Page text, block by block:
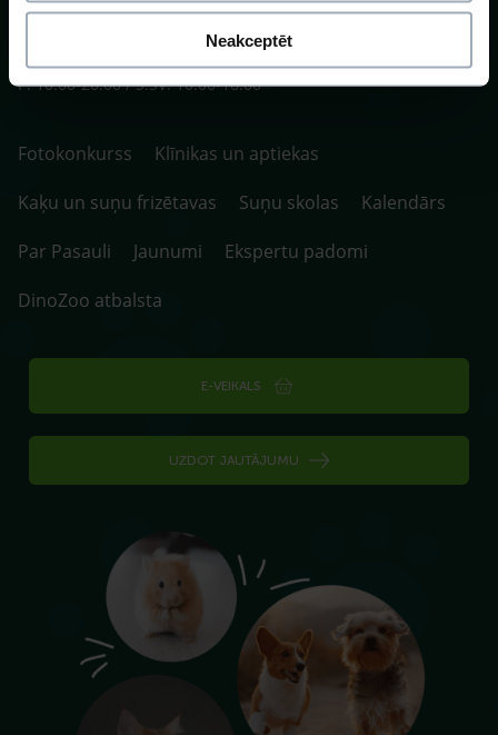
Neakceptēt
SIA ZOO Centrs, LV40003622166,
Vienības gatve 109, Rīga, Latvija, LV-1058.
P. 10:00-20:00 / S.SV. 10:00-16:00
Fotokonkurss
Klīnikas un aptiekas
Kaķu un suņu frizētavas
Suņu skolas
Kalendārs
Par Pasauli
Jaunumi
Ekspertu padomi
DinoZoo atbalsta
E-VEIKALS
UZDOT JAUTĀJUMU